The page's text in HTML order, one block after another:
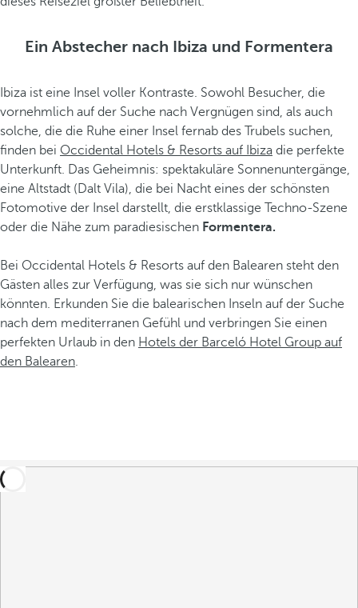
Ein Abstecher nach Ibiza und Formentera
Ibiza ist eine Insel voller Kontraste. Sowohl Besucher, die
vornehmlich auf der Suche nach Vergnügen sind, als auch
solche, die die Ruhe einer Insel fernab des Trubels suchen,
finden bei Occidental Hotels & Resorts auf Ibiza die perfekte
Unterkunft. Das Geheimnis: spektakuläre Sonnenuntergänge,
eine Altstadt (Dalt Vila), die bei Nacht eines der schönsten
Fotomotive der Insel darstellt, die erstklassige Techno-Szene
oder die Nähe zum paradiesischen Formentera.
Bei Occidental Hotels & Resorts auf den Balearen steht den
Gästen alles zur Verfügung, was sie sich nur wünschen
könnten. Erkunden Sie die balearischen Inseln auf der Suche
nach dem mediterranen Gefühl und verbringen Sie einen
perfekten Urlaub in den Hotels der Barceló Hotel Group auf
den Balearen.